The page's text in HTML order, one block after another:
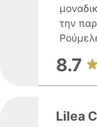
την
8.7
Lilea